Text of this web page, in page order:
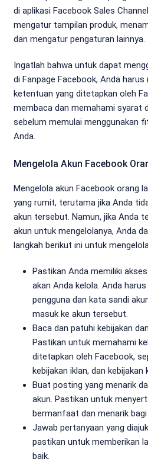
di aplikasi Facebook Sales
mengatur tampilan produk,
dan mengatur pengaturan lainnya.
Ingatlah bahwa untuk dapat
di Fanpage Facebook, Anda
ketentuan yang ditetapkan oleh
membaca dan memahami syarat
sebelum memulai menggunakan
Anda.
Mengelola Akun Facebook
Mengelola akun Facebook orang
yang rumit, terutama jika Anda
akun tersebut. Namun, jika Anda
akun untuk mengelolanya, Anda
langkah berikut ini untuk
Pastikan Anda memiliki
akan Anda kelola. Anda
pengguna dan kata sandi
masuk ke akun tersebut.
Baca dan patuhi kebijakan
Pastikan untuk memahami
ditetapkan oleh Facebook,
kebijakan iklan, dan kebijakan
Buat posting yang menarik
akun. Pastikan untuk
bermanfaat dan menarik
Jawab pertanyaan yang
pastikan untuk memberikan
baik.